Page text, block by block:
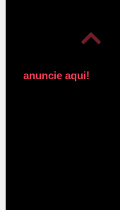
anuncie aqui!